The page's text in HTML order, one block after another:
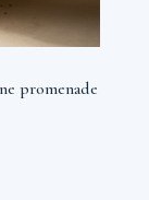
promenade